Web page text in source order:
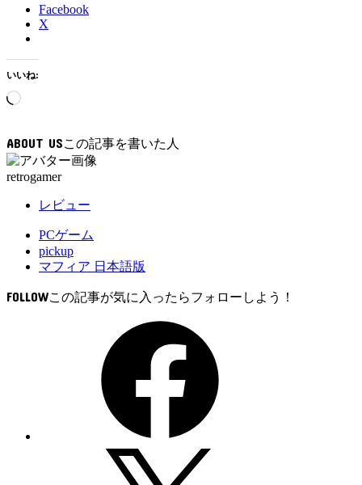
Facebook
X
いいね:
読
み
中…
ABOUT US
retrogamer
レビュー
PCゲーム
pickup
マフィア 日本語版
FOLLOW